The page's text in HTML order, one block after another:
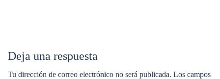
Deja una respuesta
Tu dirección de correo electrónico no será publicada. Los campos